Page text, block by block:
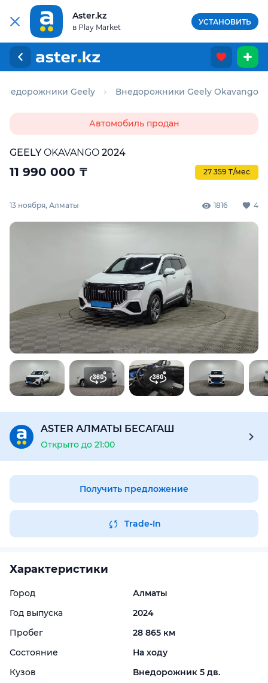
Aster.kz
в Play Market
УСТАНОВИТЬ
Geely Внедорожники Geely Okavango
Автомобиль продан
GEELYOKAVANGO 2024
11 990 000 ₸ 27 359 ₸/мес
13 ноября, Алматы 1816 4
Для этого авто доступен отчёт Aster Check
Предоставим подробную информацию об автомобиле:
техническое состояние, пробег, история осмотров,
юридическая проверка по базам РК и РФ
Купить отчёт за 1000₸
ASTER АЛМАТЫ БЕСАГАШ
Открыто до 21:00
Получить предложение
Trade-In
Характеристики
Город
Алматы
Год выпуска
2024
Пробег
28 865 км
Состояние
На ходу
Кузов
Внедорожник 5 дв.